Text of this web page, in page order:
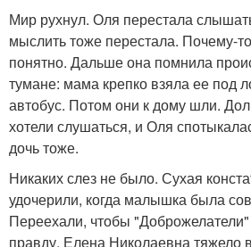
Мир рухнул. Оля перестала
мыслить тоже перестала. Почему-
понятно. Дальше она помнила
тумане: мама крепко взяла ее под
автобус. Потом они к дому шли.
хотели слушаться, и Оля
дочь тоже.
Никаких слез не было. Сухая
удочерили, когда малышка была
Переехали, чтобы "Доброжелатели"
правду. Елена Николаевна тяжело